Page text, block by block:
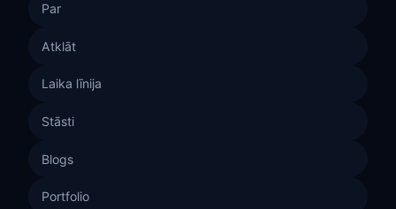
Par
Atklāt
Laika līnija
Stāsti
Blogs
Portfolio